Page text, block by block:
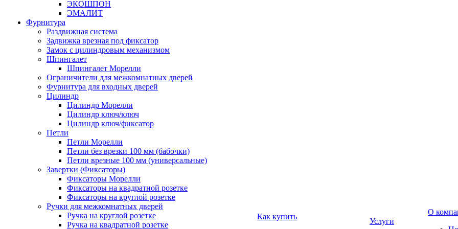
ЭКОШПОН
ЭМАЛИТ
Фурнитура
Раздвижная система
Задвижка врезная под фиксатор
Замок с цилиндровым механизмом
Шпингалет
Шпингалет Морелли
Ограничители для межкомнатных дверей
Фурнитура для входных дверей
Цилиндр
Цилиндр Морелли
Цилиндр ключ/ключ
Цилиндр ключ/фиксатор
Петли
Петли Морелли
Петли без врезки 100 мм (бабочки)
Петли врезные 100 мм (универсальные)
Завертки (Фиксаторы)
Фиксаторы Морелли
Фиксаторы на квадратной розетке
Фиксаторы на круглой розетке
Ручки для межкомнатных дверей
Ручка на круглой розетке
Ручка на квадратной розетке
Как купить
Услуги
О